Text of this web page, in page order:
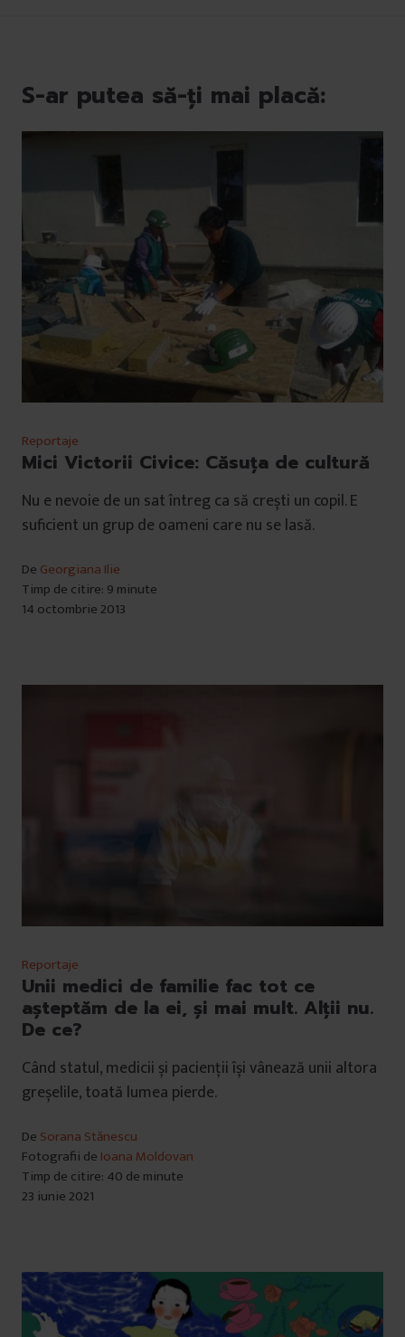
S-ar putea să-ți mai placă:
Reportaje
Mici Victorii Civice: Căsuţa de cultură
Nu e nevoie de un sat întreg ca să crești un copil. E
suficient un grup de oameni care nu se lasă.
De Georgiana Ilie
Timp de citire: 9 minute
14 octombrie 2013
Reportaje
Unii medici de familie fac tot ce
așteptăm de la ei, și mai mult. Alții nu.
De ce?
Când statul, medicii și pacienții își vânează unii altora
greșelile, toată lumea pierde.
De Sorana Stănescu
Fotografii de Ioana Moldovan
Timp de citire: 40 de minute
23 iunie 2021